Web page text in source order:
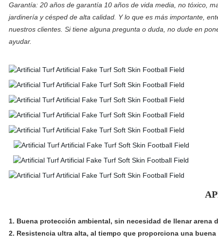
Garantía: 20 años de garantía 10 años de vida media, no tóxico,
jardinería y césped de alta calidad. Y lo que es más importante,
nuestros clientes. Si tiene alguna pregunta o duda, no dude en
ayudar.
1. Buena protección ambiental, sin necesidad de llenar
2. Resistencia ultra alta, al tiempo que proporciona una